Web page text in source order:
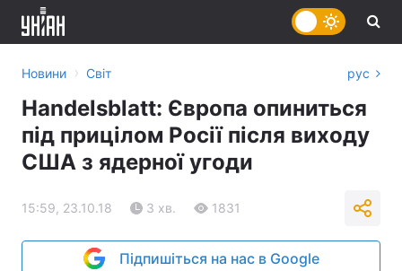
Новини › Світ рус
Handelsblatt: Європа опиниться
під прицілом Росії після виходу
США з ядерної угоди
15:59, 23.10.18 3 хв. 1831
Підпишіться на нас в Google